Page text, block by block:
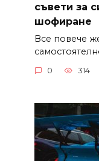
съвети за
шофиране
Все повече
0 314